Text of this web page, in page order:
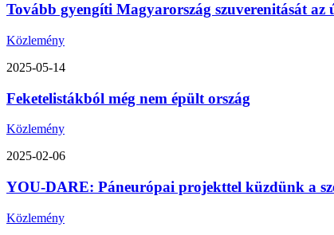
Tovább gyengíti Magyarország szuverenitását
Közlemény
2025-05-14
Feketelistákból még nem épült ország
Közlemény
2025-02-06
YOU-DARE: Páneurópai projekttel küzdünk a
Közlemény